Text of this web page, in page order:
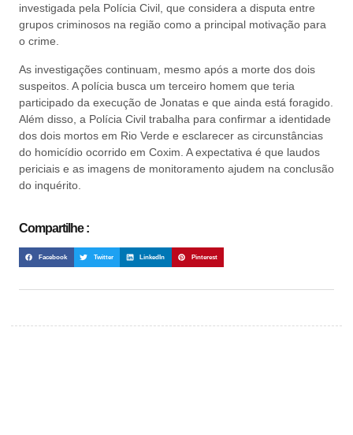
investigada pela Polícia Civil, que considera a disputa entre
grupos criminosos na região como a principal motivação para
o crime.
As investigações continuam, mesmo após a morte dos dois
suspeitos. A polícia busca um terceiro homem que teria
participado da execução de Jonatas e que ainda está foragido.
Além disso, a Polícia Civil trabalha para confirmar a identidade
dos dois mortos em Rio Verde e esclarecer as circunstâncias
do homicídio ocorrido em Coxim. A expectativa é que laudos
periciais e as imagens de monitoramento ajudem na conclusão
do inquérito.
Compartilhe :
Facebook Twitter LinkedIn Pinterest